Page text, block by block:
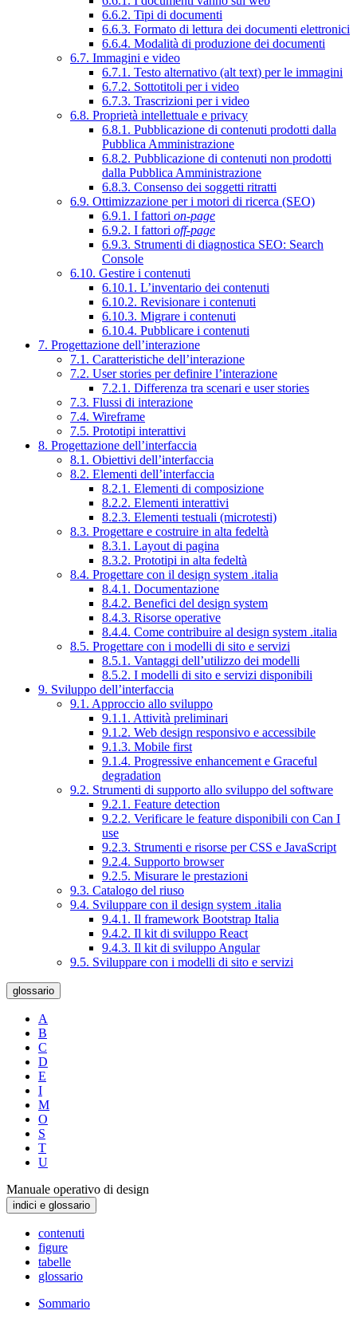
6.6.2. Tipi di documenti
6.6.3. Formato di lettura dei documenti elettronici
6.6.4. Modalità di produzione dei documenti
6.7. Immagini e video
6.7.1. Testo alternativo (alt text) per le immagini
6.7.2. Sottotitoli per i video
6.7.3. Trascrizioni per i video
6.8. Proprietà intellettuale e privacy
6.8.1. Pubblicazione di contenuti prodotti dalla
Pubblica Amministrazione
6.8.2. Pubblicazione di contenuti non prodotti
dalla Pubblica Amministrazione
6.8.3. Consenso dei soggetti ritratti
6.9. Ottimizzazione per i motori di ricerca (SEO)
6.9.1. I fattori on-page
6.9.2. I fattori off-page
6.9.3. Strumenti di diagnostica SEO: Search
Console
6.10. Gestire i contenuti
6.10.1. L’inventario dei contenuti
6.10.2. Revisionare i contenuti
6.10.3. Migrare i contenuti
6.10.4. Pubblicare i contenuti
7. Progettazione dell’interazione
7.1. Caratteristiche dell’interazione
7.2. User stories per definire l’interazione
7.2.1. Differenza tra scenari e user stories
7.3. Flussi di interazione
7.4. Wireframe
7.5. Prototipi interattivi
8. Progettazione dell’interfaccia
8.1. Obiettivi dell’interfaccia
8.2. Elementi dell’interfaccia
8.2.1. Elementi di composizione
8.2.2. Elementi interattivi
8.2.3. Elementi testuali (microtesti)
8.3. Progettare e costruire in alta fedeltà
8.3.1. Layout di pagina
8.3.2. Prototipi in alta fedeltà
8.4. Progettare con il design system .italia
8.4.1. Documentazione
8.4.2. Benefici del design system
8.4.3. Risorse operative
8.4.4. Come contribuire al design system .italia
8.5. Progettare con i modelli di sito e servizi
8.5.1. Vantaggi dell’utilizzo dei modelli
8.5.2. I modelli di sito e servizi disponibili
9. Sviluppo dell’interfaccia
9.1. Approccio allo sviluppo
9.1.1. Attività preliminari
9.1.2. Web design responsivo e accessibile
9.1.3. Mobile first
9.1.4. Progressive enhancement e Graceful
degradation
9.2. Strumenti di supporto allo sviluppo del software
9.2.1. Feature detection
9.2.2. Verificare le feature disponibili con Can I
use
9.2.3. Strumenti e risorse per CSS e JavaScript
9.2.4. Supporto browser
9.2.5. Misurare le prestazioni
9.3. Catalogo del riuso
9.4. Sviluppare con il design system .italia
9.4.1. Il framework Bootstrap Italia
9.4.2. Il kit di sviluppo React
9.4.3. Il kit di sviluppo Angular
9.5. Sviluppare con i modelli di sito e servizi
glossario
A
B
C
D
E
I
M
O
S
T
U
Manuale operativo di design
indici e glossario
contenuti
figure
tabelle
glossario
Sommario